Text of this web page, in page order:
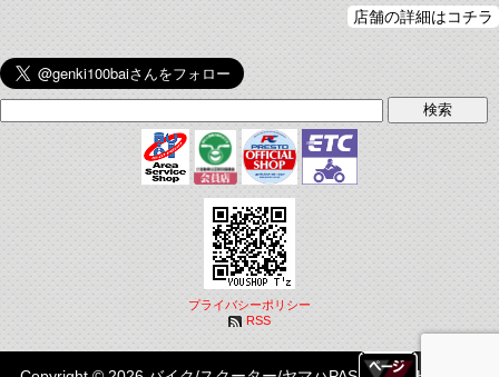
店舗の詳細はコチラ
プライバシーポリシー
RSS